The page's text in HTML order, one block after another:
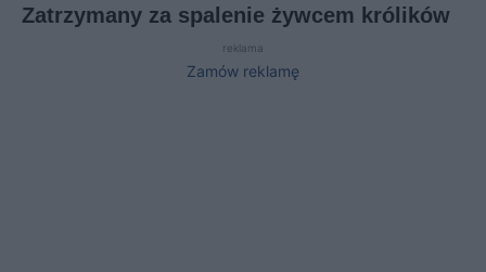
Zatrzymany za spalenie żywcem królików
reklama
Zamów reklamę